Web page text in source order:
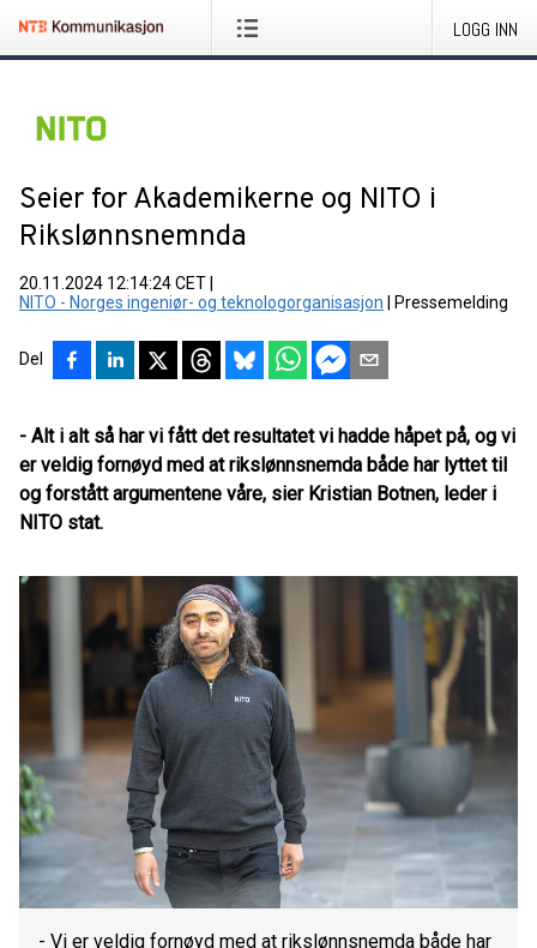
LOGG INN
Seier for Akademikerne og NITO i
Rikslønnsnemnda
20.11.2024 12:14:24 CET
NITO - Norges ingeniør- og teknologorganisasjon
Pressemelding
Del
- Alt i alt så har vi fått det resultatet vi hadde håpet på, og vi
er veldig fornøyd med at rikslønnsnemda både har lyttet til
og forstått argumentene våre, sier Kristian Botnen, leder i
NITO stat.
- Vi er veldig fornøyd med at rikslønnsnemda både har